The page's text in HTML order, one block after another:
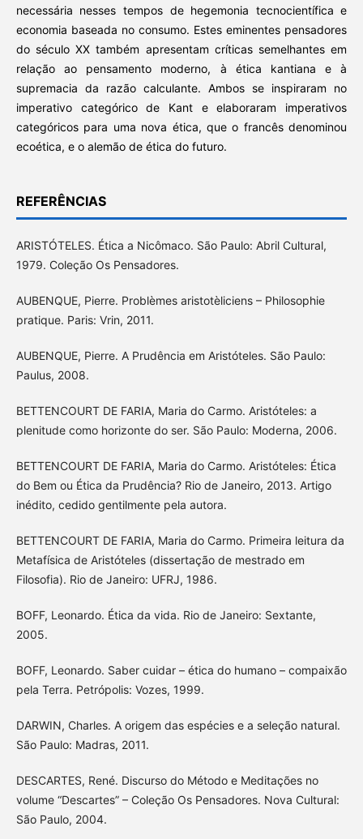
necessária nesses tempos de hegemonia tecnocientífica e
economia baseada no consumo. Estes eminentes pensadores
do século XX também apresentam críticas semelhantes em
relação ao pensamento moderno, à ética kantiana e à
supremacia da razão calculante. Ambos se inspiraram no
imperativo categórico de Kant e elaboraram imperativos
categóricos para uma nova ética, que o francês denominou
ecoética, e o alemão de ética do futuro.
REFERÊNCIAS
ARISTÓTELES. Ética a Nicômaco. São Paulo: Abril Cultural,
1979. Coleção Os Pensadores.
AUBENQUE, Pierre. Problèmes aristotèliciens – Philosophie
pratique. Paris: Vrin, 2011.
AUBENQUE, Pierre. A Prudência em Aristóteles. São Paulo:
Paulus, 2008.
BETTENCOURT DE FARIA, Maria do Carmo. Aristóteles: a
plenitude como horizonte do ser. São Paulo: Moderna, 2006.
BETTENCOURT DE FARIA, Maria do Carmo. Aristóteles: Ética
do Bem ou Ética da Prudência? Rio de Janeiro, 2013. Artigo
inédito, cedido gentilmente pela autora.
BETTENCOURT DE FARIA, Maria do Carmo. Primeira leitura da
Metafísica de Aristóteles (dissertação de mestrado em
Filosofia). Rio de Janeiro: UFRJ, 1986.
BOFF, Leonardo. Ética da vida. Rio de Janeiro: Sextante,
2005.
BOFF, Leonardo. Saber cuidar – ética do humano – compaixão
pela Terra. Petrópolis: Vozes, 1999.
DARWIN, Charles. A origem das espécies e a seleção natural.
São Paulo: Madras, 2011.
DESCARTES, René. Discurso do Método e Meditações no
volume “Descartes” – Coleção Os Pensadores. Nova Cultural:
São Paulo, 2004.